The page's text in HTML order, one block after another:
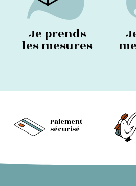
Je prends
les mesures
Paiement
sécurisé